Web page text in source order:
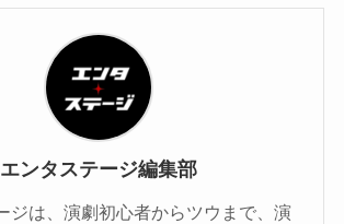
エンタステージ編集部
ジは、演劇初心者からツウまで、演